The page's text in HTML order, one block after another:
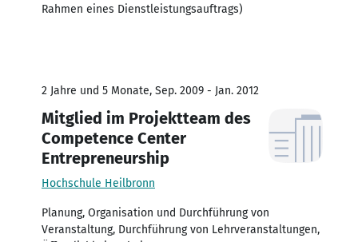
Rahmen eines Dienstleistungsauftrags)
2 Jahre und 5 Monate, Sep. 2009 - Jan. 2012
Mitglied im Projektteam des
Competence Center
Entrepreneurship
Hochschule Heilbronn
Planung, Organisation und Durchführung von
Veranstaltung, Durchführung von Lehrveranstaltungen,